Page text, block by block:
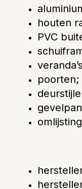
houten
PVC
poorten;